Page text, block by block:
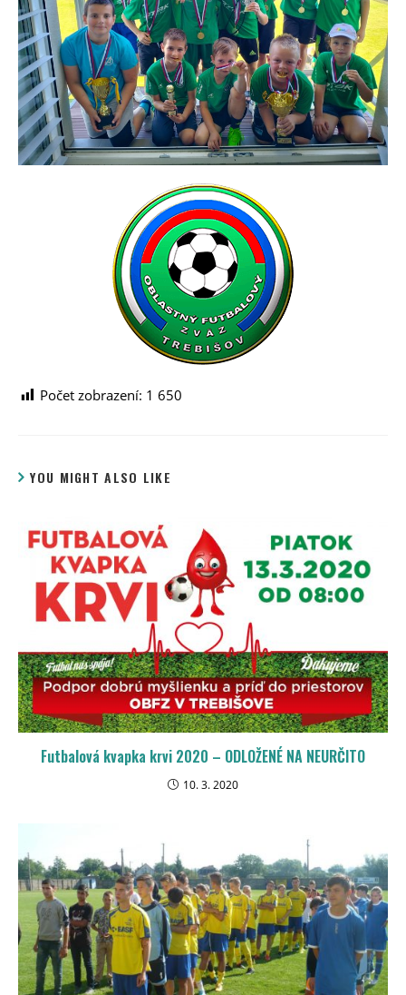
Počet zobrazení: 1 650
YOU MIGHT ALSO LIKE
Futbalová kvapka krvi 2020 – ODLOŽENÉ NA NEURČITO
10. 3. 2020